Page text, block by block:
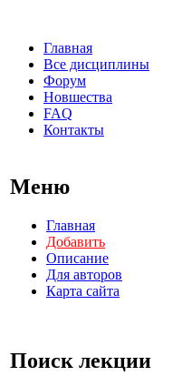
Главная
Все дисциплины
Форум
Новшества
FAQ
Контакты
Меню
Главная
Добавить
Описание
Для авторов
Карта сайта
Поиск лекции